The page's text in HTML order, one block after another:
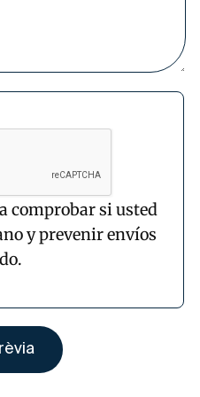
comprobar si usted
y prevenir envíos